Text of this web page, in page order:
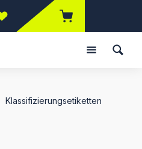
Du hast 0 Produkte auf dem
Klassifizierungsetiketten